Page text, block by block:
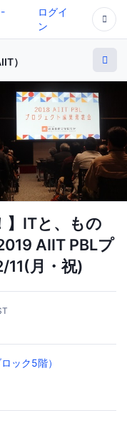
ログイ
ン
）
】ITと、もの
AIIT PBLプ
11(月・祝)
ック5階）